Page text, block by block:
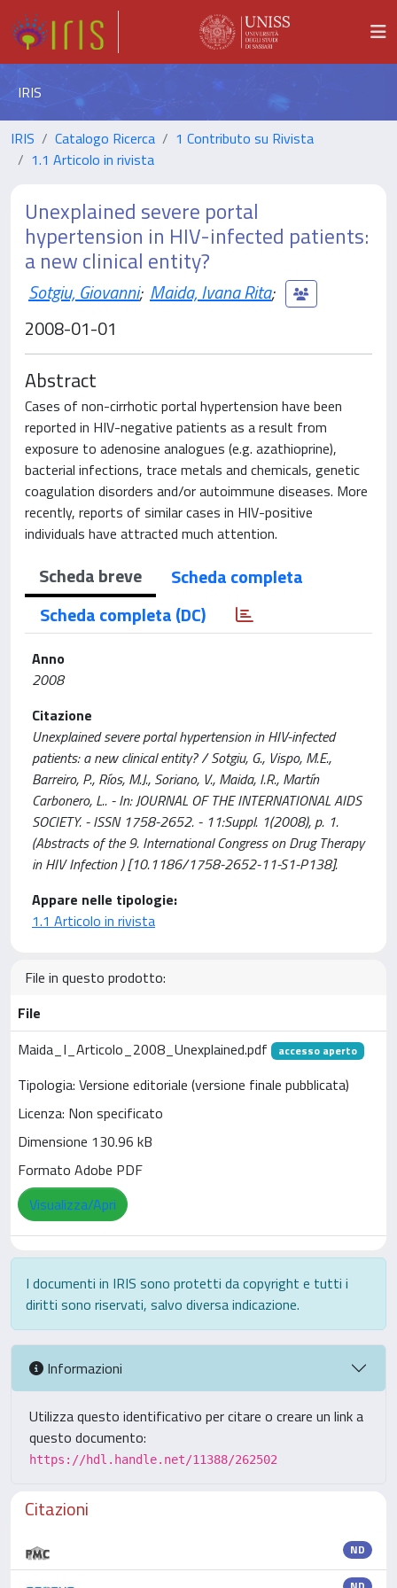
IRIS
IRIS Catalogo Ricerca
1 Contributo su Rivista
1.1 Articolo in rivista
Unexplained severe portal
hypertension in HIV-infected patients:
a new clinical entity?
Sotgiu, Giovanni; Maida, Ivana Rita;
2008-01-01
Abstract
Cases of non-cirrhotic portal hypertension have been
reported in HIV-negative patients as a result from
exposure to adenosine analogues (e.g. azathioprine),
bacterial infections, trace metals and chemicals, genetic
coagulation disorders and/or autoimmune diseases. More
recently, reports of similar cases in HIV-positive
individuals have attracted much attention.
Scheda breve
Scheda completa
Scheda completa (DC)
Anno
2008
Citazione
Unexplained severe portal hypertension in HIV-infected
patients: a new clinical entity? / Sotgiu, G., Vispo, M.E.,
Barreiro, P., Ríos, M.J., Soriano, V., Maida, I.R., Martín
Carbonero, L.. - In: JOURNAL OF THE INTERNATIONAL AIDS
SOCIETY. - ISSN 1758-2652. - 11:Suppl. 1(2008), p. 1.
(Abstracts of the 9. International Congress on Drug Therapy
in HIV Infection ) [10.1186/1758-2652-11-S1-P138].
Appare nelle tipologie:
1.1 Articolo in rivista
File in questo prodotto:
File
Maida_I_Articolo_2008_Unexplained.pdf
accesso aperto
Tipologia: Versione editoriale (versione finale pubblicata)
Licenza: Non specificato
Dimensione 130.96 kB
Formato Adobe PDF
Visualizza/Apri
I documenti in IRIS sono protetti da copyright e tutti i
diritti sono riservati, salvo diversa indicazione.
Informazioni
Utilizza questo identificativo per citare o creare un link a
questo documento:
https://hdl.handle.net/11388/262502
Citazioni
ND